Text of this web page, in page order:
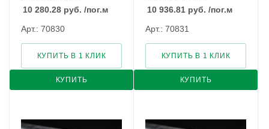
10 280.28 руб. /пог.м
Арт.: 70830
КУПИТЬ
КУПИТЬ В 1 КЛИК
10 936.81 руб. /пог.м
Арт.: 70831
КУПИТЬ
КУПИТЬ В 1 КЛИК